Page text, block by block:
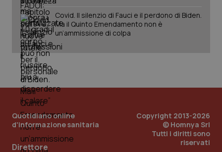
Covid. Il silenzio di Fauci e il perdono di Biden.
Ma il Quinto Emendamento non è
un’ammissione di colpa
Quotidiano online
d'informazione sanitaria
Direttore
Copyright 2013-2026
© Homnya Srl
Tutti i diritti sono
riservati
PHPSESSID